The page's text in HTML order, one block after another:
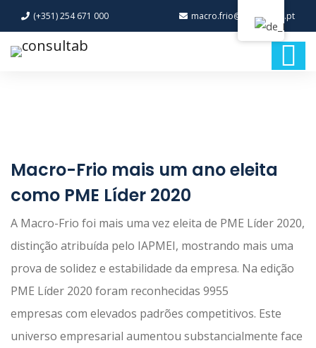
(+351) 254 671 000 macro.frio@macro-frio.pt
Macro-Frio mais um ano eleita
como PME Líder 2020
A Macro-Frio foi mais uma vez eleita de PME Líder 2020,
distinção atribuída pelo IAPMEI, mostrando mais uma
prova de solidez e estabilidade da empresa. Na edição
PME Líder 2020 foram reconhecidas 9955
empresas com elevados padrões competitivos. Este
universo empresarial aumentou substancialmente face